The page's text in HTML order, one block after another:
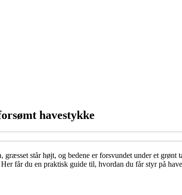
havestykke
står højt, og bedene er forsvundet under et
får du en praktisk guide til, hvordan du får styr på